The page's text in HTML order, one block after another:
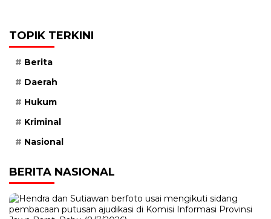
TOPIK TERKINI
Berita
Daerah
Hukum
Kriminal
Nasional
BERITA NASIONAL